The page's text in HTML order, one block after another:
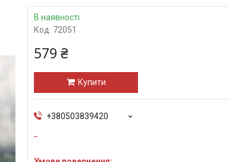
В наявності
Код: 72051
579 ₴
Купити
+380503839420